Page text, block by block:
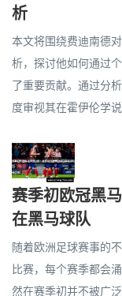
析
本文将围绕费迪南德
析，探讨他如何通过
了重要贡献。通过分
度审视其在霍伊伦学说
赛季初欧冠黑
在黑马球队
随着欧洲足球赛事的
比赛，每个赛季都会
然在赛季初并不被广